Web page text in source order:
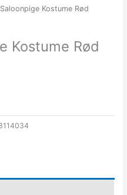
Kostume Rød
Kostume Rød